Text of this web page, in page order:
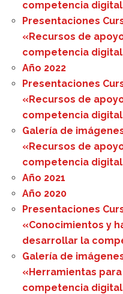
competencia
Presentaciones
«Recursos de
competencia
Año 2022
Presentaciones
«Recursos de
competencia
Galería de
«Recursos de
competencia
Año 2021
Año 2020
Presentaciones
«Conocimientos y
desarrollar la
Galería de
«Herramientas
competencia